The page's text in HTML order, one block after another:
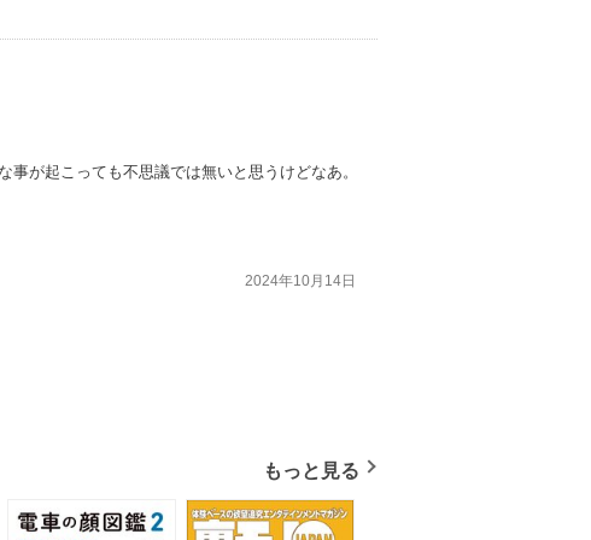
が起こっても不思議では無いと思うけどなあ。
2024年10月14日
もっと見る